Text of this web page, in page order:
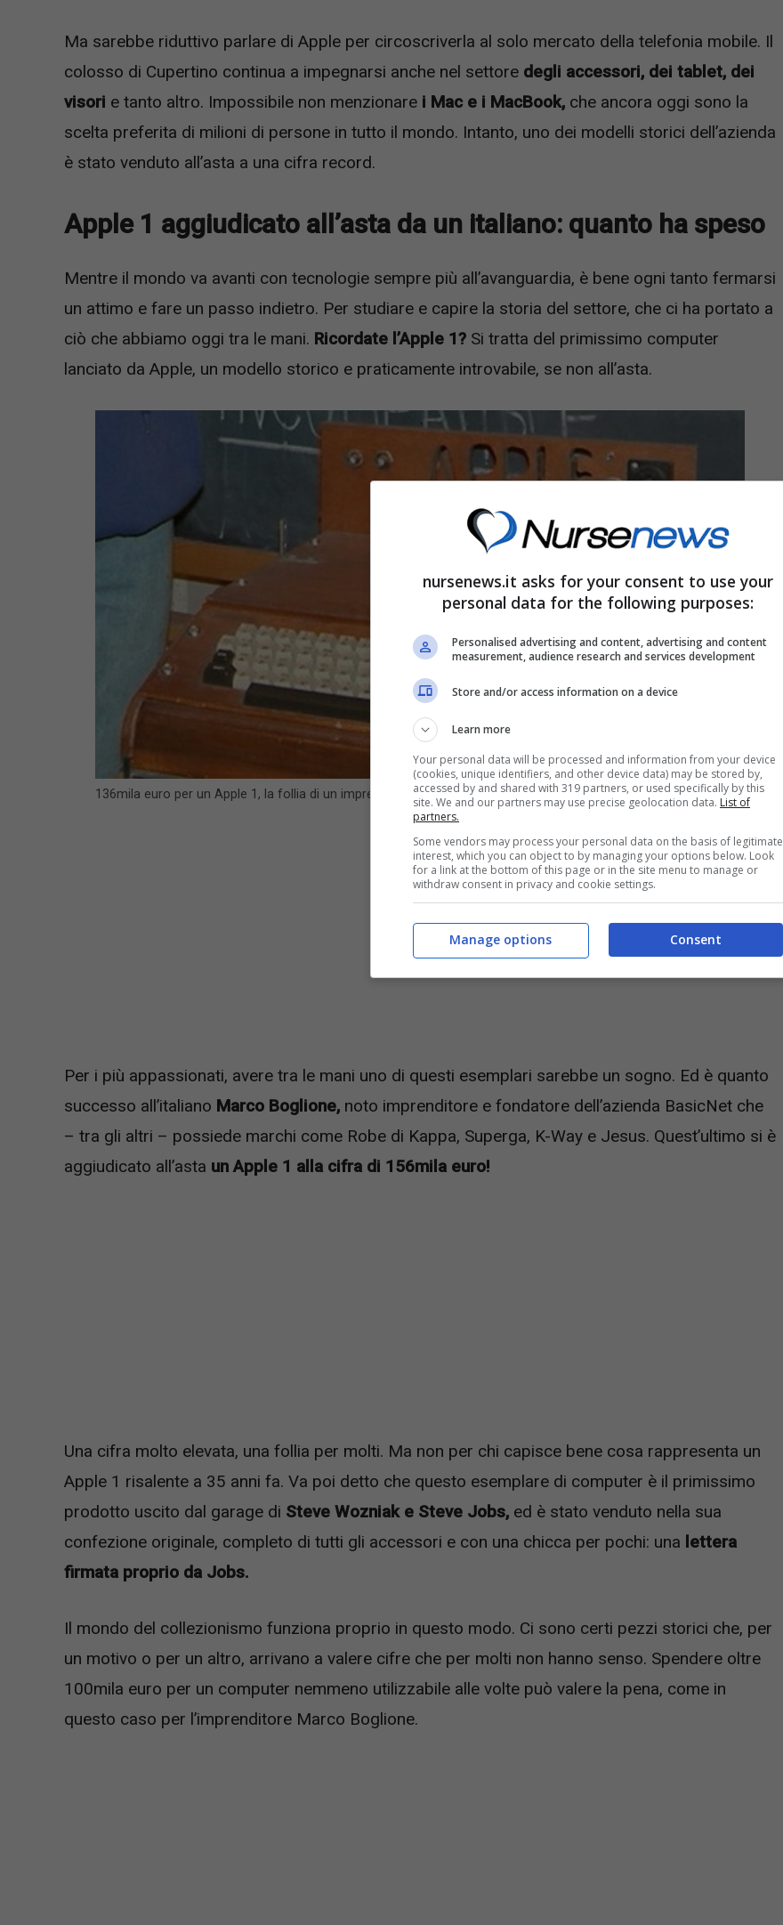
Ma sarebbe riduttivo parlare di Apple per circoscriverla al solo mercato della telefonia mobile. Il
colosso di Cupertino continua a impegnarsi anche nel settore degli accessori, dei tablet, dei
visori e tanto altro. Impossibile non menzionare i Mac e i MacBook, che ancora oggi sono la
scelta preferita di milioni di persone in tutto il mondo. Intanto, uno dei modelli storici dell’azienda
è stato venduto all’asta a una cifra record.
Apple 1 aggiudicato all’asta da un italiano: quanto ha speso
Mentre il mondo va avanti con tecnologie sempre più all’avanguardia, è bene ogni tanto fermarsi
un attimo e fare un passo indietro. Per studiare e capire la storia del settore, che ci ha portato a
ciò che abbiamo oggi tra le mani. Ricordate l’Apple 1? Si tratta del primissimo computer
lanciato da Apple, un modello storico e praticamente introvabile, se non all’asta.
136mila euro per un Apple 1, la follia di un imprenditore italiano (Fonte: Screenshot Wikipedia) – Nursenews.it
Per i più appassionati, avere tra le mani uno di questi esemplari sarebbe un sogno. Ed è quanto
successo all’italiano Marco Boglione, noto imprenditore e fondatore dell’azienda BasicNet che
– tra gli altri – possiede marchi come Robe di Kappa, Superga, K-Way e Jesus. Quest’ultimo si è
aggiudicato all’asta un Apple 1 alla cifra di 156mila euro!
Una cifra molto elevata, una follia per molti. Ma non per chi capisce bene cosa rappresenta un
Apple 1 risalente a 35 anni fa. Va poi detto che questo esemplare di computer è il primissimo
prodotto uscito dal garage di Steve Wozniak e Steve Jobs, ed è stato venduto nella sua
confezione originale, completo di tutti gli accessori e con una chicca per pochi: una lettera
firmata proprio da Jobs.
Il mondo del collezionismo funziona proprio in questo modo. Ci sono certi pezzi storici che, per
un motivo o per un altro, arrivano a valere cifre che per molti non hanno senso. Spendere oltre
100mila euro per un computer nemmeno utilizzabile alle volte può valere la pena, come in
questo caso per l’imprenditore Marco Boglione.
nursenews.it asks for your consent to use your
personal data for the following purposes:
Personalised advertising and content, advertising and content
measurement, audience research and services development
Store and/or access information on a device
Learn more
Your personal data will be processed and information from your device
(cookies, unique identifiers, and other device data) may be stored by,
accessed by and shared with 319 partners, or used specifically by this
site. We and our partners may use precise geolocation data. List of
partners.
Some vendors may process your personal data on the basis of legitimate
interest, which you can object to by managing your options below. Look
for a link at the bottom of this page or in the site menu to manage or
withdraw consent in privacy and cookie settings.
Consent
Manage options